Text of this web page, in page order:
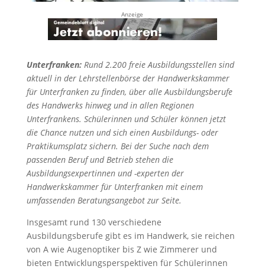
Anzeige
Unterfranken: Rund 2.200 freie Ausbildungsstellen sind
aktuell in der Lehrstellenbörse der Handwerkskammer
für Unterfranken zu finden, über alle Ausbildungsberufe
des Handwerks hinweg und in allen Regionen
Unterfrankens. Schülerinnen und Schüler können jetzt
die Chance nutzen und sich einen Ausbildungs- oder
Praktikumsplatz sichern. Bei der Suche nach dem
passenden Beruf und Betrieb stehen die
Ausbildungsexpertinnen und -experten der
Handwerkskammer für Unterfranken mit einem
umfassenden Beratungsangebot zur Seite.
Insgesamt rund 130 verschiedene
Ausbildungsberufe gibt es im Handwerk, sie reichen
von A wie Augenoptiker bis Z wie Zimmerer und
bieten Entwicklungsperspektiven für Schülerinnen